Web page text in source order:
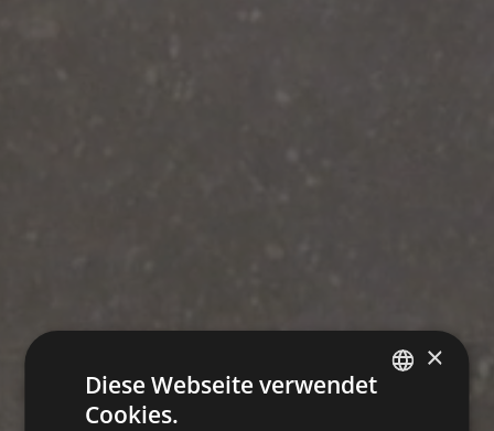
×
Diese Webseite verwendet
Cookies.